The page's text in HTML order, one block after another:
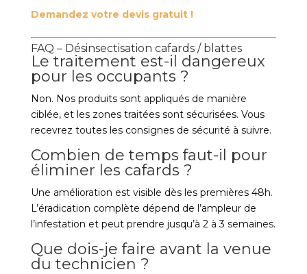
Demandez votre devis gratuit !
FAQ – Désinsectisation cafards / blattes
Le traitement est-il dangereux
pour les occupants ?
Non. Nos produits sont appliqués de manière
ciblée, et les zones traitées sont sécurisées. Vous
recevrez toutes les consignes de sécurité à suivre.
Combien de temps faut-il pour
éliminer les cafards ?
Une amélioration est visible dès les premières 48h.
L’éradication complète dépend de l’ampleur de
l’infestation et peut prendre jusqu’à 2 à 3 semaines.
Que dois-je faire avant la venue
du technicien ?